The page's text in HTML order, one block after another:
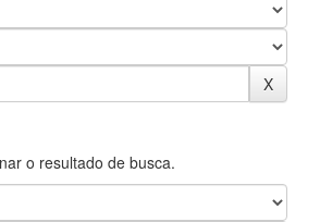
o resultado de busca.